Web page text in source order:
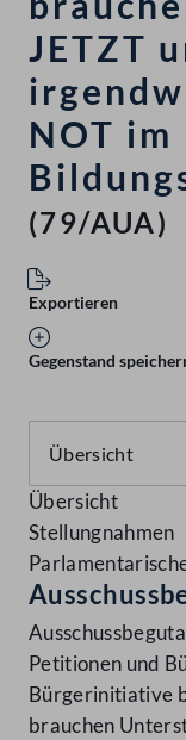
JETZT
NOT im
(79/AUA)
Exportieren
Gegenstand
Übersicht
Stellungnahmen
Petitionen und
Bürgerinitiative
brauchen